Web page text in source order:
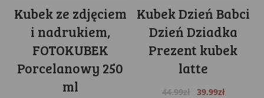
Kubek ze zdjęciem
i nadrukiem,
FOTOKUBEK
Porcelanowy 250
ml
Kubek Dzień Babci
Dzień Dziadka
Prezent kubek
latte
44.99zł
Original
39.99złCurrent